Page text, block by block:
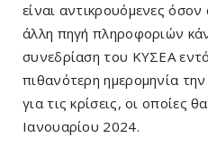
είναι αντικρουόμενες
άλλη πηγή πληροφοριών
συνεδρίαση του ΚΥΣΕΑ
πιθανότερη ημερομηνία
για τις κρίσεις, οι οποίες
Ιανουαρίου 2024.